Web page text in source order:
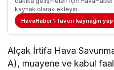
kaynak olarak ekleyin.
HavaHaber'i favori kaynağın yap
Alçak İrtifa Hava
A), muayene ve kabul